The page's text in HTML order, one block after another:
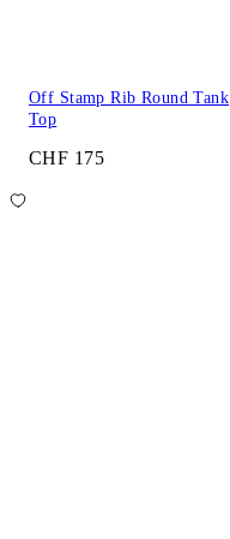
Off Stamp Rib Round Tank
Top
CHF 175